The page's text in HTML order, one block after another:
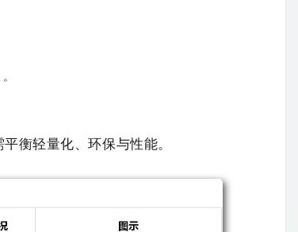
衡轻量化、环保与性能。